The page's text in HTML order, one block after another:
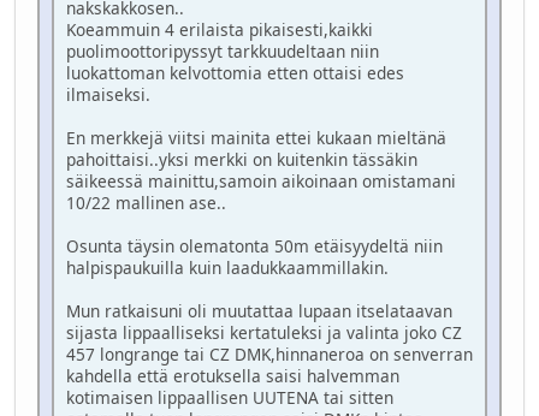
nakskakkosen..
Koeammuin 4 erilaista pikaisesti,kaikki
puolimoottoripyssyt tarkkuudeltaan niin
luokattoman kelvottomia etten ottaisi edes
ilmaiseksi.
En merkkejä viitsi mainita ettei kukaan mieltänä
pahoittaisi..yksi merkki on kuitenkin tässäkin
säikeessä mainittu,samoin aikoinaan omistamani
10/22 mallinen ase..
Osunta täysin olematonta 50m etäisyydeltä niin
halpispaukuilla kuin laadukkaammillakin.
Mun ratkaisuni oli muutattaa lupaan itselataavan
sijasta lippaalliseksi kertatuleksi ja valinta joko CZ
457 longrange tai CZ DMK,hinnaneroa on senverran
kahdella että erotuksella saisi halvemman
kotimaisen lippaallisen UUTENA tai sitten